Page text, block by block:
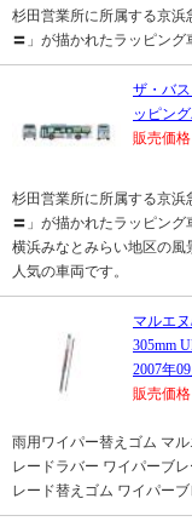
杉田営業所に所属する京
〓」が描かれたラッピング
ザ・バ
ッピン
販売価格
杉田営業所に所属する京
〓」が描かれたラッピング
横浜みなとみらい地区の
人気の車両です。
マルエ
305mm
2007年
販売価格
雨用ワイパー替えゴム マ
レードラバー ワイパーブ
レード替えゴム ワイパーブ